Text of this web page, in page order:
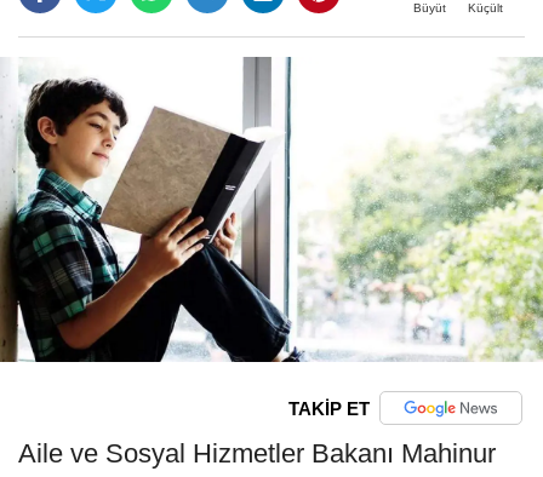
Büyüt Küçült
TAKİP ET
Aile ve Sosyal Hizmetler Bakanı Mahinur